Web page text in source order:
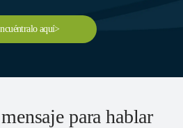
aquí>
para hablar